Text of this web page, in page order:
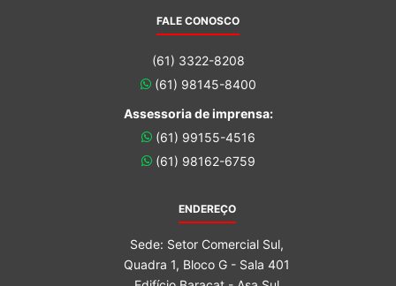
FALE CONOSCO
(61) 3322-8208
(61) 98145-8400
Assessoria de imprensa:
(61) 99155-4516
(61) 98162-6759
ENDEREÇO
Sede: Setor Comercial Sul,
Quadra 1, Bloco G - Sala 401